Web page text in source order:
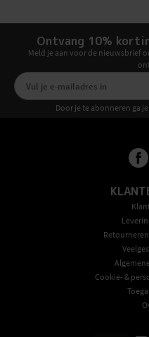
Ontvang 10%
Meld je aan voor de nieuwsbrief
Door je te abonneren ga
Cookie- &